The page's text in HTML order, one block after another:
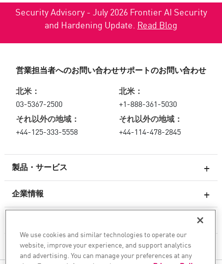
Security Advisory - July 2026 Frontier AI Security
and Hardening Update. Read Blog
製品・サービス
次世代ファイアウォール
クラウド向けのネットワーク セキュリティ
企業情報
企業情報
営業担当者へのお問い合わせ
北米：
03-5367-2500
それ以外の地域：
+44-125-333-5558
サポートのお問い合わせ
北米：
+1-888-361-5030
それ以外の地域：
+44-114-478-2845
We use cookies and similar technologies to operate our
website, improve your experience, and support analytics
and advertising. You can manage your preferences at any